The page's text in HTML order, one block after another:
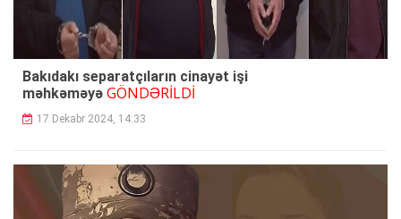
Bakıdakı separatçıların cinayət işi
məhkəməyə GÖNDƏRİLDİ
17 Dekabr 2024, 14:33